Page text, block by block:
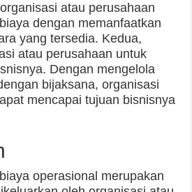
atau perusahaan
dengan memanfaatkan
yang tersedia. Kedua,
atau perusahaan untuk
Dengan mengelola
bijaksana, organisasi
mencapai tujuan bisnisnya
operasional merupakan